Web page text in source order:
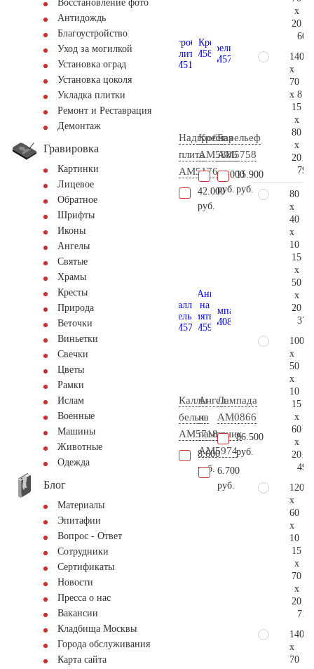
Восстановление фото
Антидождь
Благоустройство
Уход за могилкой
Установка оград
Установка цоколя
Укладка плитки
Ремонт и Реставрация
Демонтаж
Гравировка
Картинки
Лицевое
Обратное
Шрифты
Иконы
Ангелы
Святые
Храмы
Кресты
Природа
Веточки
Виньетки
Свечки
Цветы
Рамки
Ислам
Военные
Машины
Животные
Одежда
Блог
Материалы
Эпитафии
Вопрос - Ответ
Сотрудники
Сертификаты
Новости
Пресса о нас
Вакансии
Кладбища Москвы
Города обслуживания
Карта сайта
Надгробная
плита
AM5176
42.000
руб.
Крест
AM5886
69.000
руб.
Барельеф
AM5758
15.900
руб.
Каллы
белые
AM5718
8.600
руб.
Ангел
на
памятник
AM5974
6.700
руб.
Лампада
AM0866
86.500
руб.
x
20
140
x
70
x 8
15
x
80
x
20
80
x
40
x
10
15
x
50
x
20
100
x
50
x
10
15
x
60
x
20
120
x
60
x
10
15
x
70
x
20
140
x
70